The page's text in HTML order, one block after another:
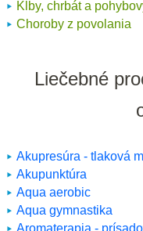
Kĺby, chrbát a
Choroby z povolania
Liečebné
Akupresúra - tlaková
Akupunktúra
Aqua aerobic
Aqua gymnastika
Aromaterapia -